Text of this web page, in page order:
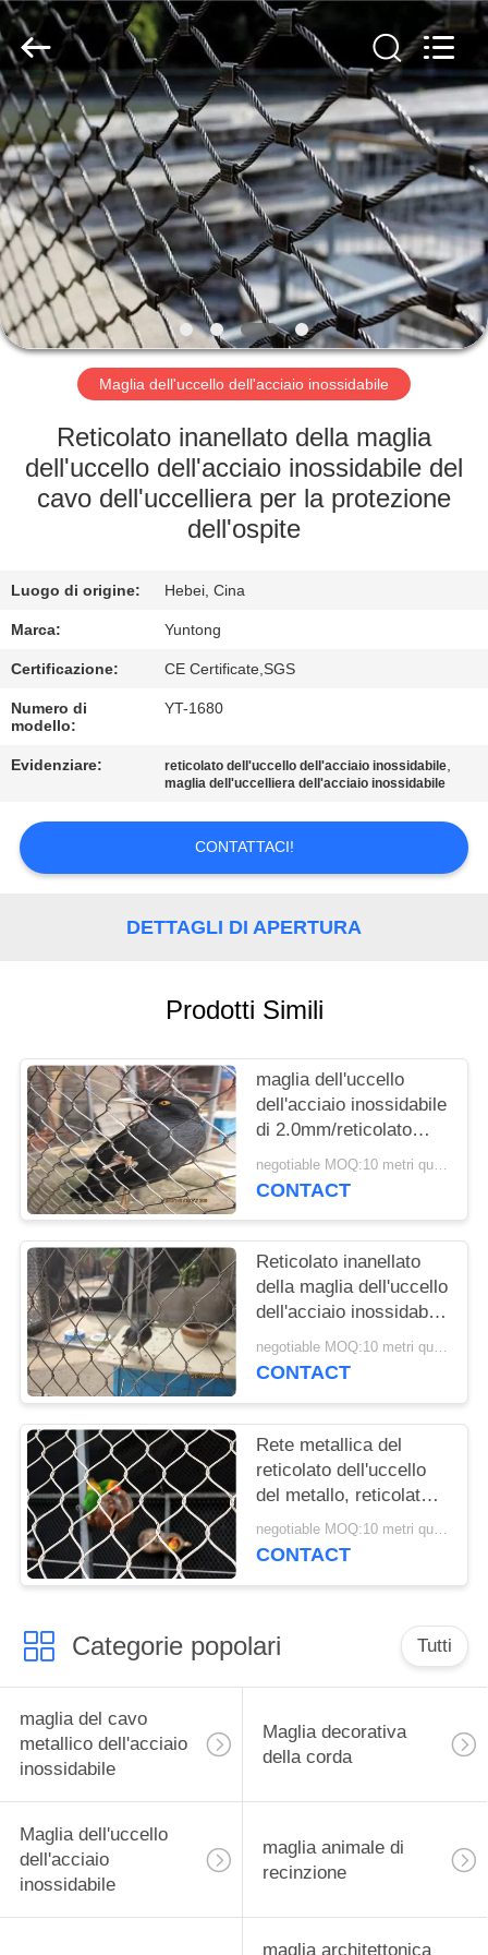
CASA
PRODOTTI
CIRCA
NOI
GIRO
DELLA
FABBRICA
CONTROLLO
CONTATTICI
NOTIZIE
RICHIEDA
CITAZIONE
PRIVACY
POLICY
Anping
Yuntong
Metal
Mesh
Co.,
Ltd..
All
Rights
Reserved.
Maglia dell'uccello dell'acciaio inossidabile
Reticolato inanellato della maglia
dell'uccello dell'acciaio inossidabile del
cavo dell'uccelliera per la protezione
dell'ospite
Luogo di origine: Hebei, Cina
Marca: Yuntong
Certificazione: CE Certificate,SGS
Numero di
modello:
YT-1680
Evidenziare: reticolato dell'uccello dell'acciaio inossidabile,
maglia dell'uccelliera dell'acciaio inossidabile
CONTATTACI!
DETTAGLI DI APERTURA
Prodotti Simili
maglia dell'uccello
dell'acciaio inossidabile
di 2.0mm/reticolato
maglia dell'uccelliera
con il diametro di cavo
negotiable MOQ:10 metri quadrati
CONTACT
Reticolato inanellato
della maglia dell'uccello
dell'acciaio inossidabile
del cavo dell'uccelliera
per la protezione
negotiable MOQ:10 metri quadrati
CONTACT
Rete metallica del
reticolato dell'uccello
del metallo, reticolato
tessuto flessibile
dell'uccello dell'acciaio
negotiable MOQ:10 metri quadrati
CONTACT
Categorie popolari Tutti
maglia del cavo
metallico dell'acciaio
inossidabile
Maglia decorativa
della corda
Maglia dell'uccello
dell'acciaio
inossidabile
maglia animale di
recinzione
maglia architettonica